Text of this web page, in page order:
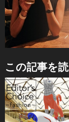
この記事を